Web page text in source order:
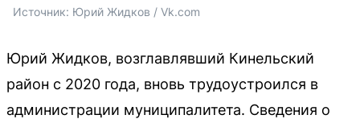
Источник: Юрий Жидков / Vk.com
Юрий Жидков, возглавлявший Кинельский
район с 2020 года, вновь трудоустроился в
администрации муниципалитета. Сведения о